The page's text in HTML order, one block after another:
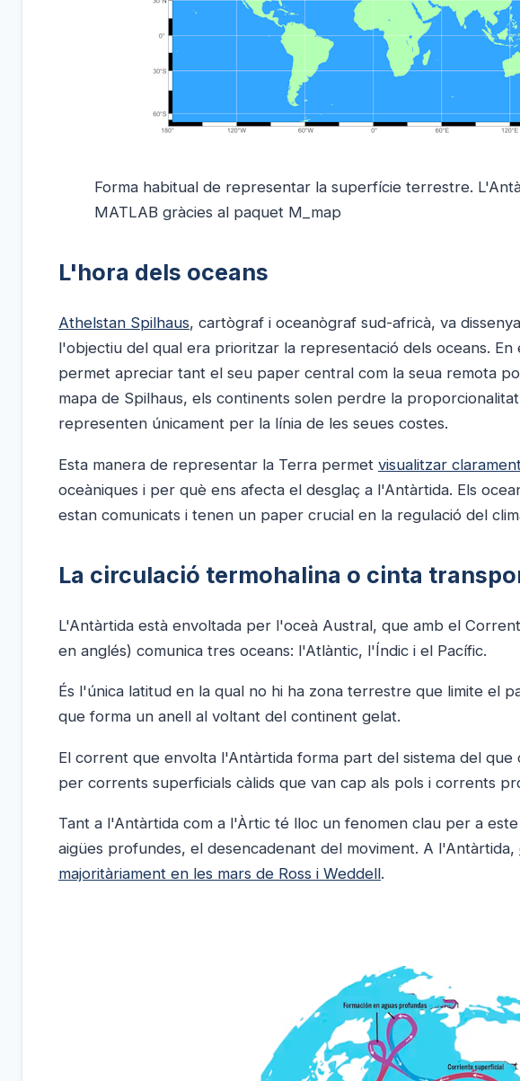
Forma habitual de representar la superfície terrestre.
MATLAB gràcies al paquet M_map
L'hora dels oceans
Athelstan Spilhaus, cartògraf i oceanògraf sud-africà, va
l'objectiu del qual era prioritzar la representació dels oceans.
permet apreciar tant el seu paper central com la seua remota
mapa de Spilhaus, els continents solen perdre la
representen únicament per la línia de les seues costes.
Esta manera de representar la Terra permet visualitzar clarament
oceàniques i per què ens afecta el desglaç a l'Antàrtida. Els
estan comunicats i tenen un paper crucial en la regulació del
La circulació termohalina o cinta
L'Antàrtida està envoltada per l'oceà Austral, que amb el
en anglés) comunica tres oceans: l'Atlàntic, l'Índic i el Pacífic.
És l'única latitud en la qual no hi ha zona terrestre que limite el
que forma un anell al voltant del continent gelat.
El corrent que envolta l'Antàrtida forma part del sistema del
per corrents superficials càlids que van cap als pols i corrents
Tant a l'Antàrtida com a l'Àrtic té lloc un fenomen clau per a
aigües profundes, el desencadenant del moviment. A l'Antàrtida,
majoritàriament en les mars de Ross i Weddell.